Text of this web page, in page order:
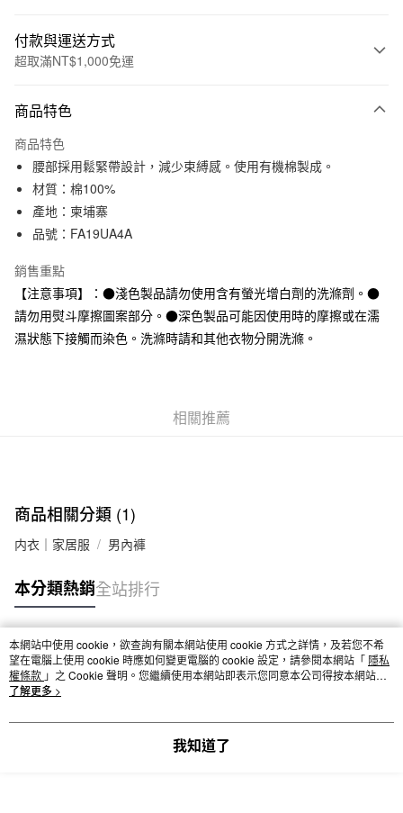
付款與運送方式
超取滿NT$1,000免運
信用卡一次付款
信用卡分期付款
3 期 0 利率 每期
合作金庫商業銀行
華南商業銀行
國泰世華商業銀行
臺灣中小企業銀行
台中商業銀行
匯豐（台灣）商業銀行
華泰商業銀行
聯邦商業銀行
遠東國際商業銀行
元大商業銀行
永豐商業銀行
超商取貨付款
Apple Pay
街口支付
悠遊付
每筆NT$65，滿NT$1,000(含以上)免運費
7-11取貨付款
付款後7-11取貨
每筆NT$65，滿NT$1,000(含以上)免運費
宅配
每筆NT$150，滿NT$2,000(含以上)免運費
商品特色
商品特色
腰部採用鬆緊帶設計，減少束縛感。使用有機棉製成。
材質：棉100%
產地：柬埔寨
品號：FA19UA4A
銷售重點
【注意事項】：●淺色製品請勿使用含有螢光增白劑的洗滌劑。●
請勿用熨斗摩擦圖案部分。●深色製品可能因使用時的摩擦或在濡
濕狀態下接觸而染色。洗滌時請和其他衣物分開洗滌。
相關推薦
商品相關分類 (1)
内衣｜家居服 男內褲
本分類熱銷全站排行
熱門標籤
本網站中使用 cookie，欲查詢有關本網站使用 cookie 方式之詳情，及若您不希
望在電腦上使用 cookie 時應如何變更電腦的 cookie 設定，請參閱本網站「 隱私
權條款 」之 Cookie 聲明。您繼續使用本網站即表示您同意本公司得按本網站使
用條款之 Cookie 聲明使用 cookie。
了解更多 >
我知道了